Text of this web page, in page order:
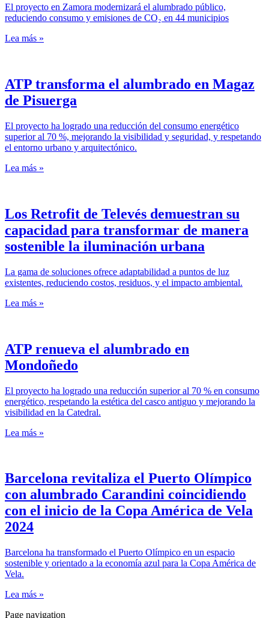
El proyecto en Zamora modernizará el alumbrado público,
reduciendo consumo y emisiones de CO₂ en 44 municipios
Lea más »
ATP transforma el alumbrado en Magaz
de Pisuerga
El proyecto ha logrado una reducción del consumo energético
superior al 70 %, mejorando la visibilidad y seguridad, y respetando
el entorno urbano y arquitectónico.
Lea más »
Los Retrofit de Televés demuestran su
capacidad para transformar de manera
sostenible la iluminación urbana
La gama de soluciones ofrece adaptabilidad a puntos de luz
existentes, reduciendo costos, residuos, y el impacto ambiental.
Lea más »
ATP renueva el alumbrado en
Mondoñedo
El proyecto ha logrado una reducción superior al 70 % en consumo
energético, respetando la estética del casco antiguo y mejorando la
visibilidad en la Catedral.
Lea más »
Barcelona revitaliza el Puerto Olímpico
con alumbrado Carandini coincidiendo
con el inicio de la Copa América de Vela
2024
Barcelona ha transformado el Puerto Olímpico en un espacio
sostenible y orientado a la economía azul para la Copa América de
Vela.
Lea más »
Page navigation